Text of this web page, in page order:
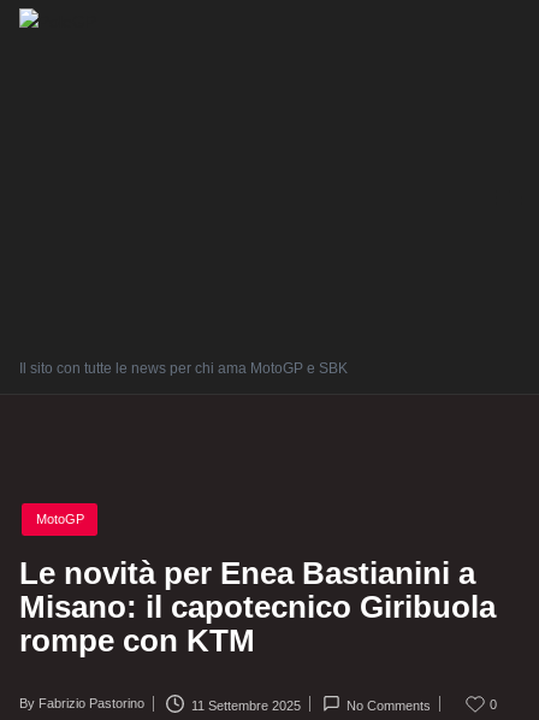
Il sito con tutte le news per chi ama MotoGP e SBK
Posted
in
MotoGP
Le novità per Enea Bastianini a
Misano: il capotecnico Giribuola
rompe con KTM
Posted
By Fabrizio Pastorino 11 Settembre 2025 No Comments 0